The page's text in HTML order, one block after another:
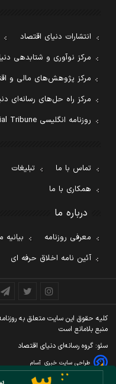
انتشارات دنیای اقتصاد
مرکز نوآوری و شتابدهی
مرکز پژوهش‌های مالی و
مرکز راه حل‌های رسانه‌ای
روزنامه انگلیسی Financial Tribune
تماس با ما تبلیغات
همکاری با ما
درباره ما
معرفی روزنامه
آئین نامه اخلاق حرفه ای
کليه حقوق اين سايت متعلق به
منبع بلامانع است
سئو: گروه رسانه‌ای دنیای اقتصاد
طراحی سایت خبری آسام